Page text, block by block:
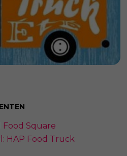
Square
HAP Food Truck